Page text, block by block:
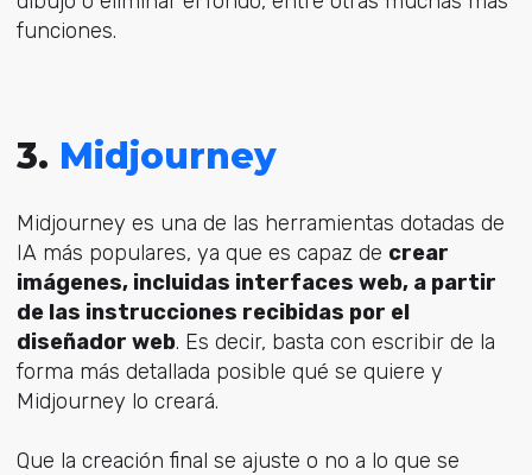
funciones.
3. Midjourney
Midjourney es una de las herramientas dotadas de
IA más populares, ya que es capaz de crear
imágenes, incluidas interfaces web, a partir
de las instrucciones recibidas por el
diseñador web. Es decir, basta con escribir de la
forma más detallada posible qué se quiere y
Midjourney lo creará.
Que la creación final se ajuste o no a lo que se